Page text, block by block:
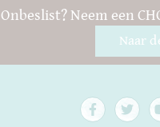
Onbeslist? Neem een
Naar